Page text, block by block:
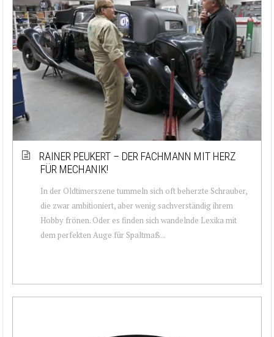
RAINER PEUKERT – DER FACHMANN MIT HERZ
FÜR MECHANIK!
In der Oldtimerszene tummeln sich oft beherzte Schrauber,
die zwar ambitioniert, aber wenig sachverständig ihrem
Hobby frönen. Oder es finden sich wandelnde Lexika mit
dem perfekten Auge für Spaltmaß...